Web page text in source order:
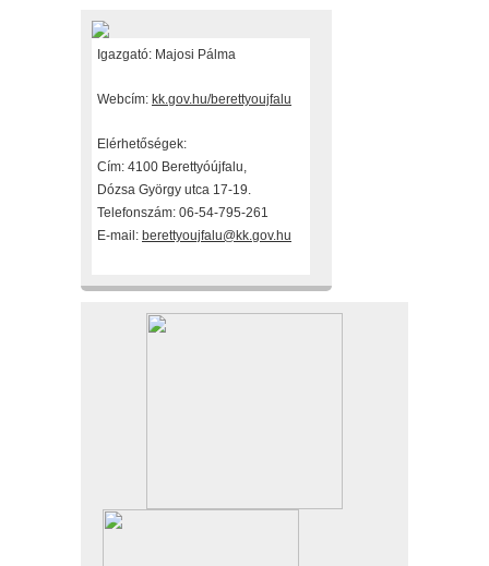
Igazgató: Majosi Pálma
Webcím: kk.gov.hu/berettyoujfalu
Elérhetőségek:
Cím: 4100 Berettyóújfalu,
Dózsa György utca 17-19.
Telefonszám: 06-54-795-261
E-mail: berettyoujfalu@kk.gov.hu